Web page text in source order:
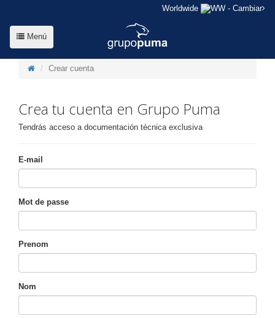
Worldwide - Cambiar
Menú
Crear cuenta
Crea tu cuenta en Grupo Puma
Tendrás acceso a documentación técnica exclusiva
E-mail
Mot de passe
Prenom
Nom